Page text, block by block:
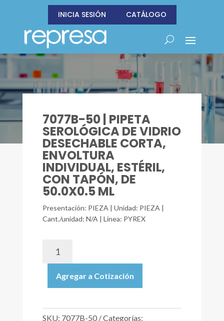
INICIA SESIÓN CATÁLOGO
7077B-50 | PIPETA
SEROLÓGICA DE VIDRIO
DESECHABLE CORTA,
ENVOLTURA
INDIVIDUAL, ESTÉRIL,
CON TAPÓN, DE
50.0X0.5 ML
Presentación: PIEZA | Unidad: PIEZA |
Cant./unidad: N/A | Línea: PYREX
PIPETA
SEROLÓGICA
VIDRIO
Agregar a Cotización
SKU: 7077B-50
Categorías: